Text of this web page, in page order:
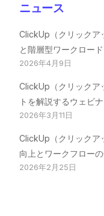
ニュース
ClickUp（クリックア
と階層型ワークロー
2026年4月9日
ClickUp（クリックア
トを解説するウェビ
2026年3月11日
ClickUp（クリックア
向上とワークフロー
2026年2月25日